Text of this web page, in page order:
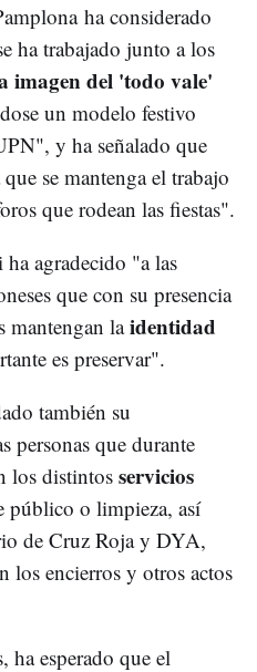
ha considerado
ha trabajado junto a los
imagen del 'todo vale'
un modelo festivo
y ha señalado que
se mantenga el trabajo
que rodean las fiestas".
agradecido "a las
que con su presencia
mantengan laidentidad
es preservar".
también su
personas que durante
los distintos servicios
público o limpieza, así
de Cruz Roja y DYA,
los encierros y otros actos
ha esperado que el